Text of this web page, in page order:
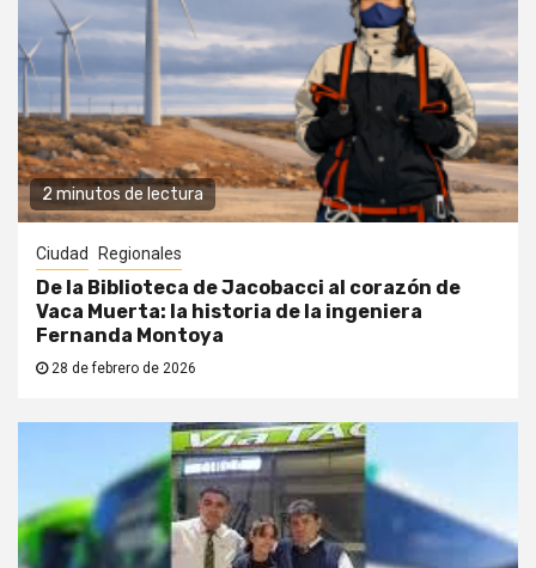
2 minutos de lectura
Ciudad Regionales
De la Biblioteca de Jacobacci al corazón de
Vaca Muerta: la historia de la ingeniera
Fernanda Montoya
28 de febrero de 2026